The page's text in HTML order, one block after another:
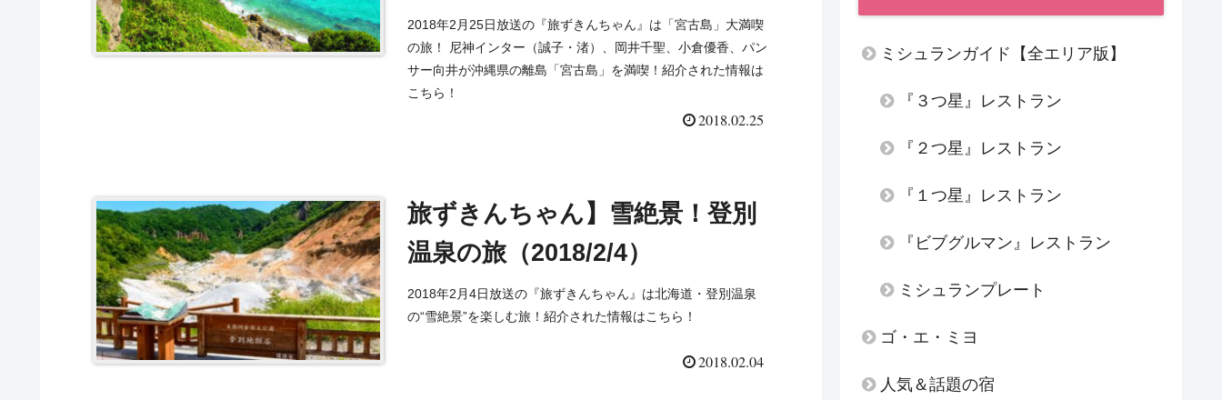
2018年2月25日放送の『旅ずきんちゃん』は「宮古島」大満喫
の旅！ 尼神インター（誠子・渚）、岡井千聖、小倉優香、パン
サー向井が沖縄県の離島「宮古島」を満喫！紹介された情報は
こちら！
2018.02.25
旅ずきんちゃん】雪絶景！登別
温泉の旅（2018/2/4）
2018年2月4日放送の『旅ずきんちゃん』は北海道・登別温泉
の“雪絶景”を楽しむ旅！紹介された情報はこちら！
2018.02.04
ミシュランガイド【全エリア版】
『３つ星』レストラン
『２つ星』レストラン
『１つ星』レストラン
『ビブグルマン』レストラン
ミシュランプレート
ゴ・エ・ミヨ
人気＆話題の宿